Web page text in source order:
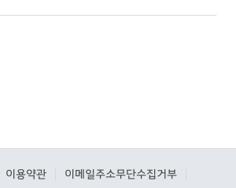
이용약관 이메일주소무단수집거부